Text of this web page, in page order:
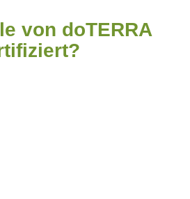
von doTERRA